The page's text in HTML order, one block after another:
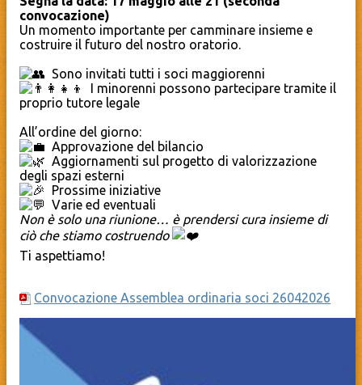
convocazione)
Un momento importante per camminare insieme e
costruire il futuro del nostro oratorio.
Sono invitati tutti i soci maggiorenni
I minorenni possono partecipare tramite il
proprio tutore legale
All’ordine del giorno:
Approvazione del bilancio
Aggiornamenti sul progetto di valorizzazione
degli spazi esterni
Prossime iniziative
Varie ed eventuali
Non è solo una riunione… è prendersi cura insieme di
ciò che stiamo costruendo
Ti aspettiamo!
Convocazione Assemblea ordinaria soci 26042026